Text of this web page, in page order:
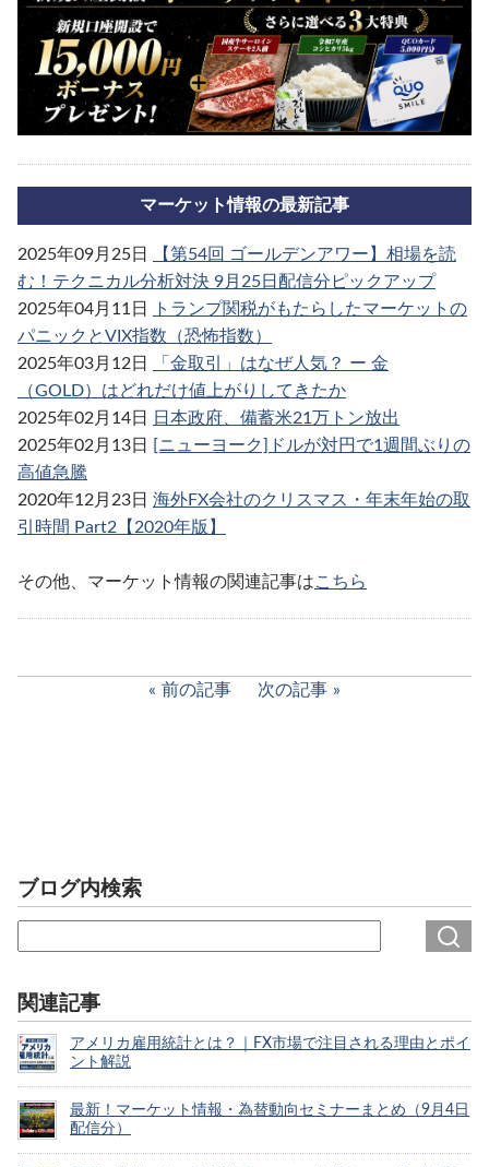
マーケット情報の最新記事
2025年09月25日
【第54回 ゴールデンアワー】相場を読
む！テクニカル分析対決 9月25日配信分ピックアップ
2025年04月11日
トランプ関税がもたらしたマーケットの
パニックとVIX指数（恐怖指数）
2025年03月12日
「金取引」はなぜ人気？ ー 金
（GOLD）はどれだけ値上がりしてきたか
2025年02月14日
日本政府、備蓄米21万トン放出
2025年02月13日
[ニューヨーク]ドルが対円で1週間ぶりの
高値急騰
2020年12月23日 海外FX会社のクリスマス・年末年始の取
引時間 Part2【2020年版】
その他、マーケット情報の関連記事はこちら
前の記事 次の記事
ブログ内検索
関連記事
アメリカ雇用統計とは？｜FX市場で注目される理由とポイ
ント解説
最新！マーケット情報・為替動向セミナーまとめ（9月4日
配信分）